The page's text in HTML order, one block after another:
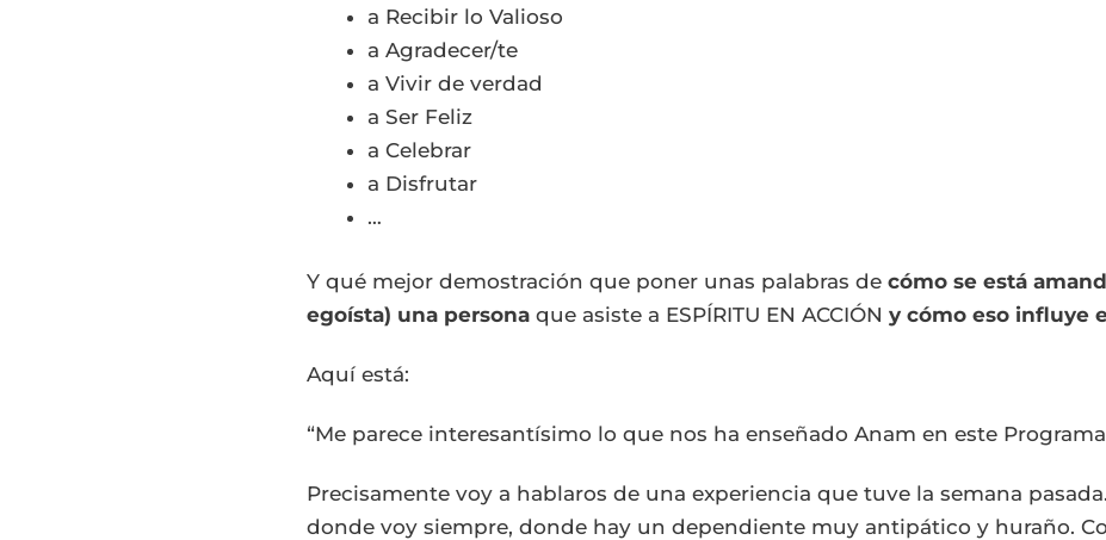
a Recibir lo Valioso
a Agradecer/te
a Vivir de verdad
a Ser Feliz
a Celebrar
a Disfrutar
…
Y qué mejor demostración que poner unas palabras de cómo se está
egoísta) una persona que asiste a ESPÍRITU EN ACCIÓN y cómo eso influye
Aquí está:
“Me parece interesantísimo lo que nos ha enseñado Anam en este
Precisamente voy a hablaros de una experiencia que tuve la semana
donde voy siempre, donde hay un dependiente muy antipático y huraño.